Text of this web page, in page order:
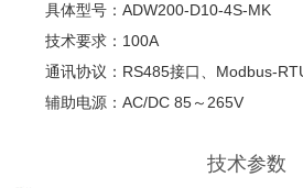
具体型号：ADW200-D10-4S-MK
技术要求：100A
通讯协议：RS485接口、Modbus-
辅助电源：AC/DC 85～265V
技术参数